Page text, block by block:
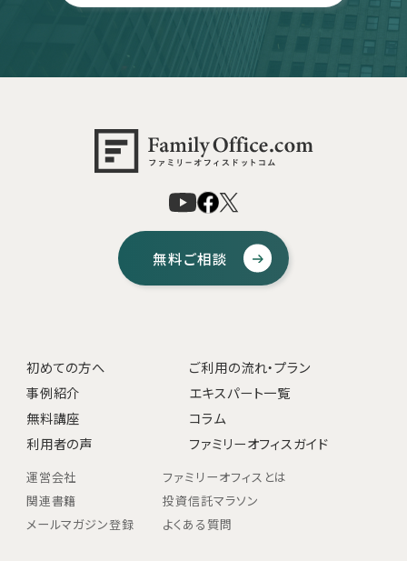
無料ご相談
初めての方へ
ご利用の流れ・プラン
事例紹介
エキスパート一覧
無料講座
コラム
利用者の声
ファミリーオフィスガイド
運営会社
ファミリーオフィスとは
関連書籍
投資信託マラソン
メールマガジン登録
よくある質問